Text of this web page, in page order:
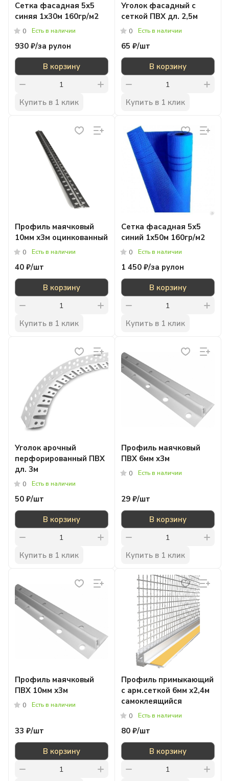
Сетка фасадная 5х5
синяя 1х30м 160гр/м2
0 Есть в наличии
930 ₽/за рулон
В корзину
Купить в 1 клик
Уголок фасадный с
сеткой ПВХ дл. 2,5м
0 Есть в наличии
65 ₽/шт
В корзину
Купить в 1 клик
Профиль маячковый
10мм х3м оцинкованный
0 Есть в наличии
40 ₽/шт
В корзину
Купить в 1 клик
Сетка фасадная 5х5
синий 1х50м 160гр/м2
0 Есть в наличии
1 450 ₽/за рулон
В корзину
Купить в 1 клик
Уголок арочный
перфорированный ПВХ
дл. 3м
0 Есть в наличии
50 ₽/шт
В корзину
Купить в 1 клик
Профиль маячковый
ПВХ 6мм х3м
0 Есть в наличии
29 ₽/шт
В корзину
Купить в 1 клик
Профиль маячковый
ПВХ 10мм х3м
0 Есть в наличии
33 ₽/шт
В корзину
Профиль примыкающий
с арм.сеткой 6мм х2,4м
самоклеящийся
0 Есть в наличии
80 ₽/шт
В корзину